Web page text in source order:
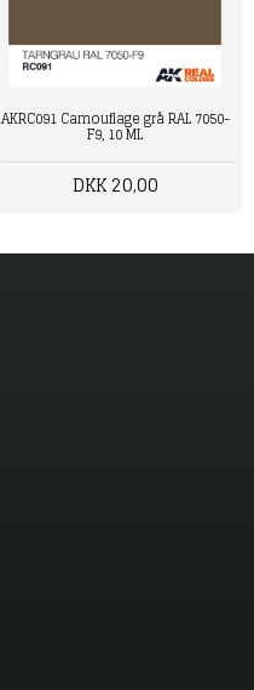
AKRC091 Camouflage grå RAL 7050-
F9, 10 ML
DKK 20,00